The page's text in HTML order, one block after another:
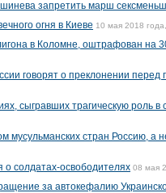
запретить марш
огня в Киеве 10 мая 2018
в Коломне, оштрафован на
говорят о преклонении перед
сыгравших трагическую роль в
мусульманских стран Россию, а
о солдатах-освободителях 08 мая
за автокефалию